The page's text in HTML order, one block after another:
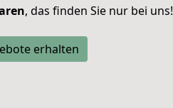
, das finden Sie nur bei uns!
erhalten